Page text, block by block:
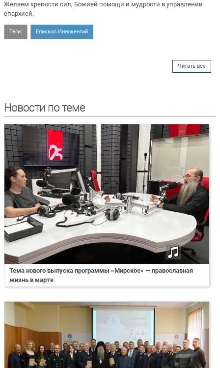
Желаем крепости сил, Божией помощи и мудрости в управлении
епархией.
Теги: Епископ Иннокентий
Читать все
Новости по теме
Тема нового выпуска программы «Мирское» — православная
жизнь в марте